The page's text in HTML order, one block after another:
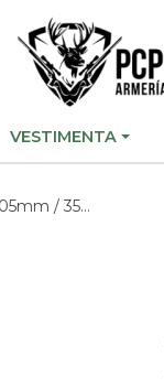
VESTIMENTA
holográfico